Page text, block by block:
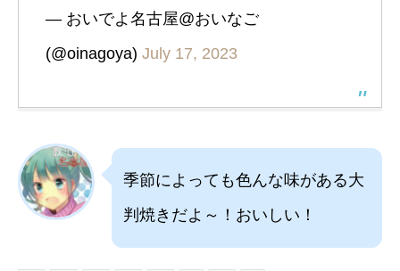
— おいでよ名古屋@おいなご
(@oinagoya) July 17, 2023
季節によっても色んな味がある大
判焼きだよ～！おいしい！